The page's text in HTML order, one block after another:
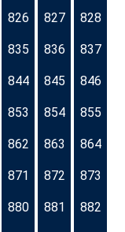
826 827 828
835 836 837
844 845 846
853 854 855
862 863 864
871 872 873
880 881 882